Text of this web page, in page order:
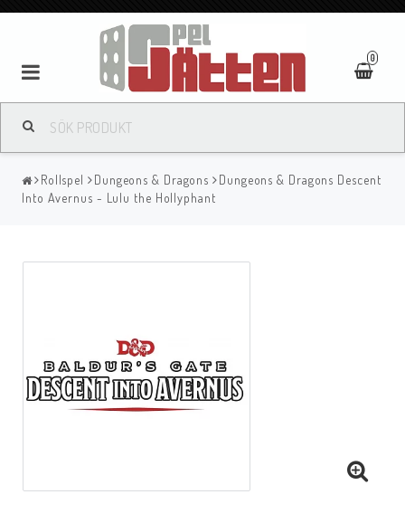
0
Rollspel Dungeons & Dragons
Dungeons & Dragons Descent
Into Avernus - Lulu the Hollyphant